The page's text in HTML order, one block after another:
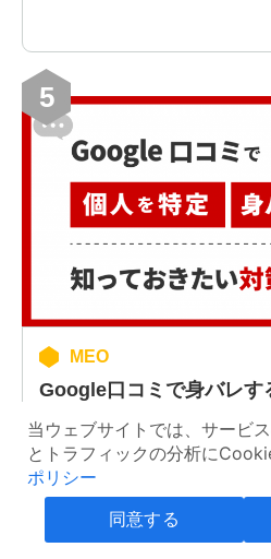
5
MEO
Google口コミで身バレす
る？身バレの防止対策を
当ウェブサイトでは、サービ
とトラフィックの分析に
ポリシー
同意する